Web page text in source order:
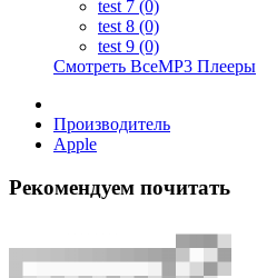
test 7 (0)
test 8 (0)
test 9 (0)
Смотреть ВсеMP3 Плееры
Производитель
Apple
Рекомендуем почитать